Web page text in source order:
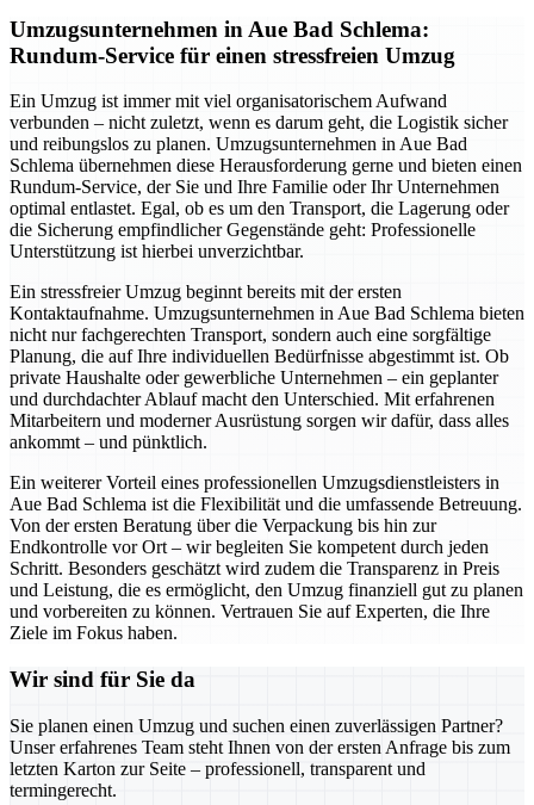
Umzugsunternehmen in Aue Bad Schlema:
Rundum-Service für einen stressfreien Umzug
Ein Umzug ist immer mit viel organisatorischem Aufwand
verbunden – nicht zuletzt, wenn es darum geht, die Logistik sicher
und reibungslos zu planen. Umzugsunternehmen in Aue Bad
Schlema übernehmen diese Herausforderung gerne und bieten einen
Rundum-Service, der Sie und Ihre Familie oder Ihr Unternehmen
optimal entlastet. Egal, ob es um den Transport, die Lagerung oder
die Sicherung empfindlicher Gegenstände geht: Professionelle
Unterstützung ist hierbei unverzichtbar.
Ein stressfreier Umzug beginnt bereits mit der ersten
Kontaktaufnahme. Umzugsunternehmen in Aue Bad Schlema bieten
nicht nur fachgerechten Transport, sondern auch eine sorgfältige
Planung, die auf Ihre individuellen Bedürfnisse abgestimmt ist. Ob
private Haushalte oder gewerbliche Unternehmen – ein geplanter
und durchdachter Ablauf macht den Unterschied. Mit erfahrenen
Mitarbeitern und moderner Ausrüstung sorgen wir dafür, dass alles
ankommt – und pünktlich.
Ein weiterer Vorteil eines professionellen Umzugsdienstleisters in
Aue Bad Schlema ist die Flexibilität und die umfassende Betreuung.
Von der ersten Beratung über die Verpackung bis hin zur
Endkontrolle vor Ort – wir begleiten Sie kompetent durch jeden
Schritt. Besonders geschätzt wird zudem die Transparenz in Preis
und Leistung, die es ermöglicht, den Umzug finanziell gut zu planen
und vorbereiten zu können. Vertrauen Sie auf Experten, die Ihre
Ziele im Fokus haben.
Wir sind für Sie da
Sie planen einen Umzug und suchen einen zuverlässigen Partner?
Unser erfahrenes Team steht Ihnen von der ersten Anfrage bis zum
letzten Karton zur Seite – professionell, transparent und
termingerecht.